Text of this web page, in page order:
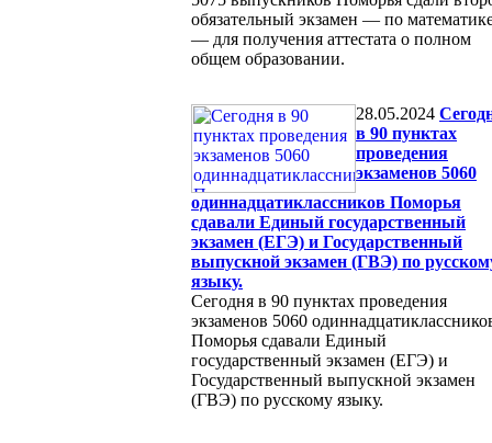
обязательный экзамен — по
— для получения аттестата о полном
общем образовании.
28.05.2024
в 90 пунктах
проведения
экзаменов 5060
одиннадцатиклассников Поморья
сдавали Единый государственный
экзамен (ЕГЭ) и Государственный
выпускной экзамен (ГВЭ) по
языку.
Сегодня в 90 пунктах проведения
экзаменов 5060
Поморья сдавали Единый
государственный экзамен (ЕГЭ) и
Государственный выпускной экзамен
(ГВЭ) по русскому языку.